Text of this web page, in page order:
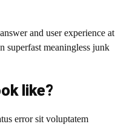
and user experience at
superfast meaningless junk
like?
error sit voluptatem